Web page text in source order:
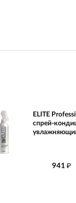
ELITE
спрей-
941₽